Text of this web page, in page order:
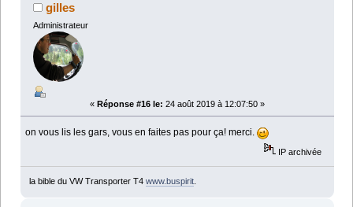
gilles
Administrateur
« Réponse #16 le: 24 août 2019 à 12:07:50 »
on vous lis les gars, vous en faites pas pour ça! merci.
IP archivée
la bible du VW Transporter T4 www.buspirit.